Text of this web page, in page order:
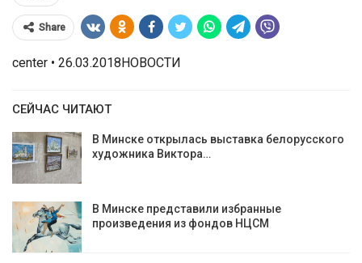
Share
center • 26.03.2018НОВОСТИ
СЕЙЧАС ЧИТАЮТ
В Минске открылась выставка белорусского
художника Виктора…
В Минске представили избранные
произведения из фондов НЦСМ